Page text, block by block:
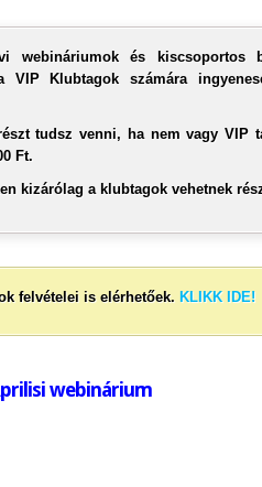
és kiscsoportos
VIP Klubtagok számára
tudsz venni, ha nem vagy VIP
Ft.
kizárólag a klubtagok vehetnek
felvételei is elérhetőek. KLIKK IDE!
webinárium